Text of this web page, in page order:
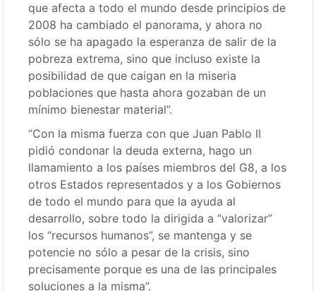
que afecta a todo el mundo desde principios de
2008 ha cambiado el panorama, y ahora no
sólo se ha apagado la esperanza de salir de la
pobreza extrema, sino que incluso existe la
posibilidad de que caigan en la miseria
poblaciones que hasta ahora gozaban de un
mínimo bienestar material”.
“Con la misma fuerza con que Juan Pablo II
pidió condonar la deuda externa, hago un
llamamiento a los países miembros del G8, a los
otros Estados representados y a los Gobiernos
de todo el mundo para que la ayuda al
desarrollo, sobre todo la dirigida a “valorizar”
los “recursos humanos”, se mantenga y se
potencie no sólo a pesar de la crisis, sino
precisamente porque es una de las principales
soluciones a la misma”.